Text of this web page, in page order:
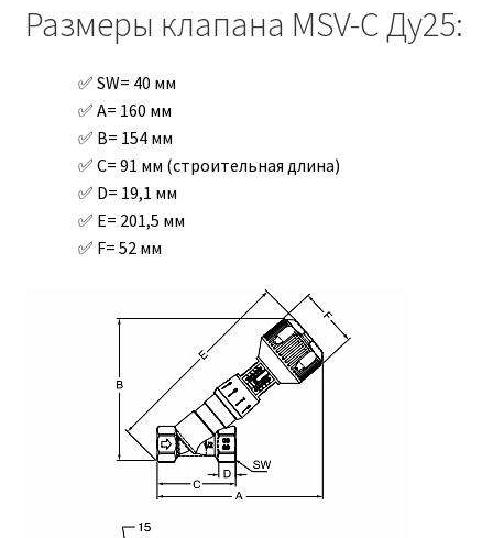
Размеры клапана MSV-C Ду25:
SW= 40 мм
A= 160 мм
B= 154 мм
C= 91 мм (строительная длина)
D= 19,1 мм
E= 201,5 мм
F= 52 мм